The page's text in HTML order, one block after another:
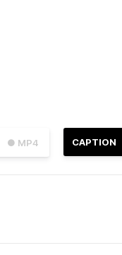
● MP4 CAPTION